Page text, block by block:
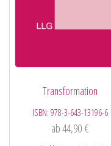
Transformation
ISBN:978-3-643-13196-6
ab44,90€